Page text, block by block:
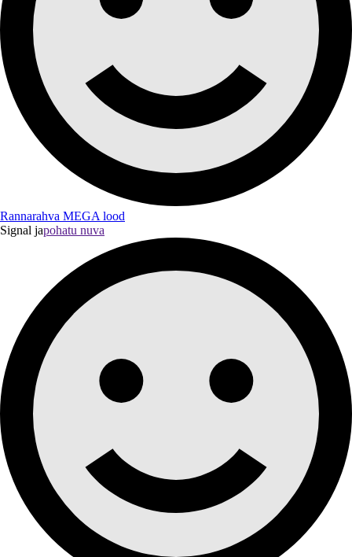
Rannarahva MEGA lood
Signal japohatu nuva